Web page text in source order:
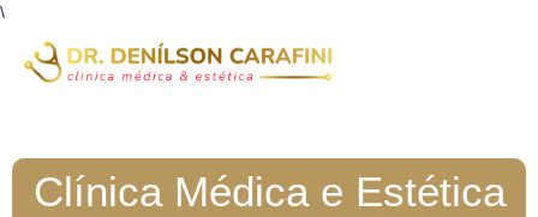
\
Clínica Médica e Estética